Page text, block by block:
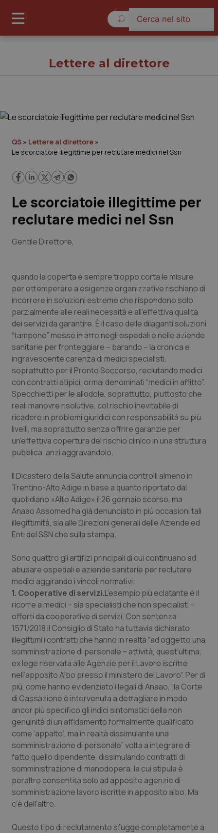
Cronache
Lavoro e Professioni
Scienza e Farmaci
Lettere al direttore
Edizioni Regionali
QS Pro
Professionisti Sanitari.AI
Abruzzo
Basilicata
Calabria
Campania
Emilia-Romagna
Friuli Venezia Giulia
Liguria
Lombardia
Marche
Molise
Piemonte
Provincia Autonoma di Bolzano
Provincia Autonoma di Trento
Puglia
Sardegna
Sicilia
Toscana
QS Pro Gold
Artrite & artrosi
Asma & BPCO
Car-T
Colesterolo & coronaropatie
Dermatite Atopica
Disturbi dell’umore
Dolore
Donna & Salute
Epatiti
HIV
Infezioni & Febbre
Ipertensione & Scompenso
Malattie rare
Malattia di Crohn & Rettocolite Ulcerosa
Neuroscienze & patologie neurodegenerative
Obesità
QS Club Newsletter
Lettere al direttore
QS » Lettere al direttore »
Le scorciatoie illegittime per reclutare medici nel Ssn
Le scorciatoie illegittime per
reclutare medici nel Ssn
Gentile Direttore,
quando la coperta è sempre troppo corta le misure
per ottemperare a esigenze organizzative rischiano di
incorrere in soluzioni estreme che rispondono solo
parzialmente alle reali necessità e all’effettiva qualità
dei servizi da garantire. È il caso delle dilaganti soluzioni
“tampone” messe in atto negli ospedali e nelle aziende
sanitarie per fronteggiare – barando – la cronica e
ingravescente carenza di medici specialisti,
soprattutto per il Pronto Soccorso, reclutando medici
con contratti atipici, ormai denominati “medici in affitto”.
Specchietti per le allodole, soprattutto, piuttosto che
reali manovre risolutive, col rischio inevitabile di
ricadere in problemi giuridici con responsabilità su più
livelli, ma soprattutto senza offrire garanzie per
un’effettiva copertura del rischio clinico in una struttura
pubblica, anzi aggravandolo.
Il Dicastero della Salute annuncia controlli almeno in
Trentino-Alto Adige in base a quanto riportato dal
quotidiano «Alto Adige» il 26 gennaio scorso, ma
Anaao Assomed ha già denunciato in più occasioni tali
illegittimità, sia alle Direzioni generali delle Aziende ed
Enti del SSN che sulla stampa.
Sono quattro gli artifizi principali di cui continuano ad
abusare ospedali e aziende sanitarie per reclutare
medici aggirando i vincoli normativi:
1. Cooperative di servizi.L’esempio più eclatante è il
ricorre a medici – sia specialisti che non specialisti –
offerti da cooperative di servizi. Con sentenza
1571/2018 il Consiglio di Stato ha tuttavia dichiarato
illegittimi i contratti che hanno in realtà “ad oggetto una
somministrazione di personale – attività, quest’ultima,
ex lege riservata alle Agenzie per il Lavoro iscritte
nell’apposito Albo presso il ministero del Lavoro”. Per di
più, come hanno evidenziato i legali di Anaao, “la Corte
di Cassazione è intervenuta a dettagliare in modo
ancor più specifico gli indici sintomatici della non
genuinità di un affidamento formalmente qualificato
come ‘appalto’, ma in realtà dissimulante una
somministrazione di personale” volta a integrare di
fatto quello dipendente, dissimulando contratti di
somministrazione di manodopera, la cui stipula è
peraltro consentita solo ad apposite agenzie di
somministrazione lavoro iscritte in apposito albo. Ma
c’è dell’altro.
Questo tipo di reclutamento sfugge completamente a